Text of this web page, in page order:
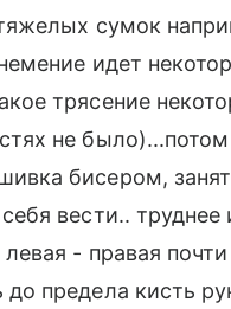
сумок
идет
трясение
не
бисером,
вести..
левая - правая
до предела кисть